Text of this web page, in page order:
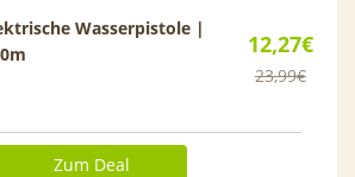
12,27€
23,99€
Wasserpistole |
Zum Deal